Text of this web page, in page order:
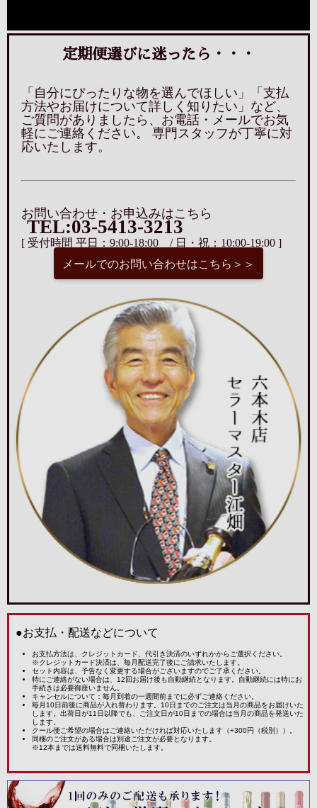
定期便選びに迷ったら・・・
「自分にぴったりな物を選んでほしい」「支払
方法やお届けについて詳しく知りたい」など、
ご質問がありましたら、お電話・メールでお気
軽にご連絡ください。 専門スタッフが丁寧に対
応いたします。
お問い合わせ・お申込みはこちら
TEL:03-5413-3213
[ 受付時間 平日：9:00-18:00 / 日・祝：10:00-19:00 ]
メールでのお問い合わせはこちら＞＞
●お支払・配送などについて
お支払方法は、クレジットカード、代引き決済のいずれかからご選択ください。
※クレジットカード決済は、毎月配送完了後にご請求いたします。
セット内容は、予告なく変更する場合がございますのでご了承ください。
特にご連絡がない場合は、12回お届け後も自動継続となります。自動継続には特にお
手続きは必要御座いません。
キャンセルについて：毎月到着の一週間前までに必ずご連絡ください。
毎月10日前後に商品が入れ替わります。10日までのご注文は当月の商品をお届けいた
します。出荷日が11日以降でも、ご注文日が10日までの場合は当月の商品を発送いた
します。
クール便ご希望の場合はご連絡いただければ対応いたします（+300円（税別））。
同梱のご注文がある場合は別途ご注文が必要となります。
※12本までは送料無料で同梱いたします。